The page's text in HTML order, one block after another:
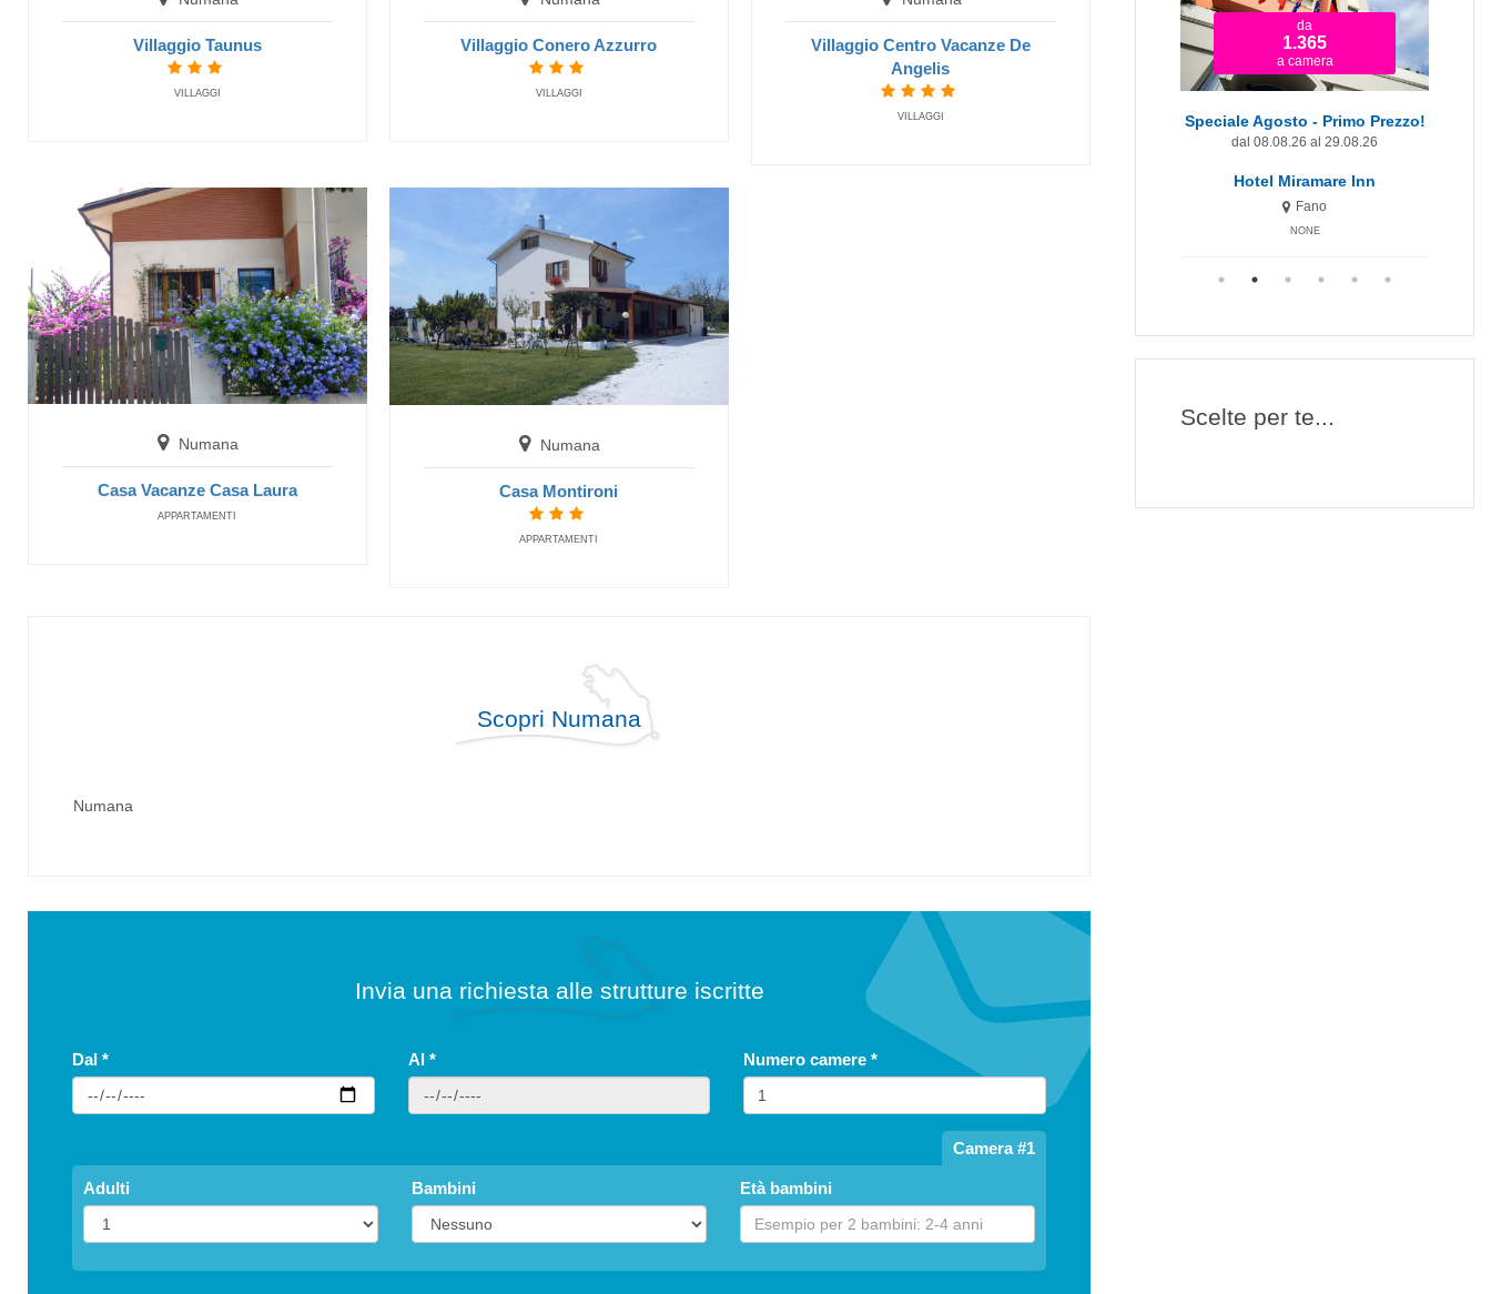
Villaggio Conero Azzurro
Casa Vacanze Casa Laura
APPARTAMENTI
Numana
Villaggio Taunus
VILLAGGI
Villaggio Conero Azzurro
VILLAGGI
Villaggio Centro Vacanze De
Angelis
VILLAGGI
Numana
Casa Vacanze Casa Laura
APPARTAMENTI
Numana
Casa Montironi
APPARTAMENTI
Scopri Numana
Numana
Invia una richiesta alle strutture iscritte
Dal * Al * Numero camere*
Camera #1
Adulti Bambini Età bambini
Speciale Bambini: Soggiorno
da da
1.365
a camera
Speciale Agosto - Primo Prezzo!
dal 08.08.26 al 29.08.26
Hotel Miramare Inn
Fano
NONE
Scelte per te...